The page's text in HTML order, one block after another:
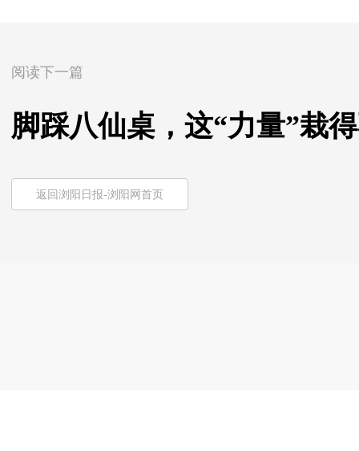
阅读下一篇
脚踩八仙桌，这“力量”栽
返回浏阳日报-浏阳网首页